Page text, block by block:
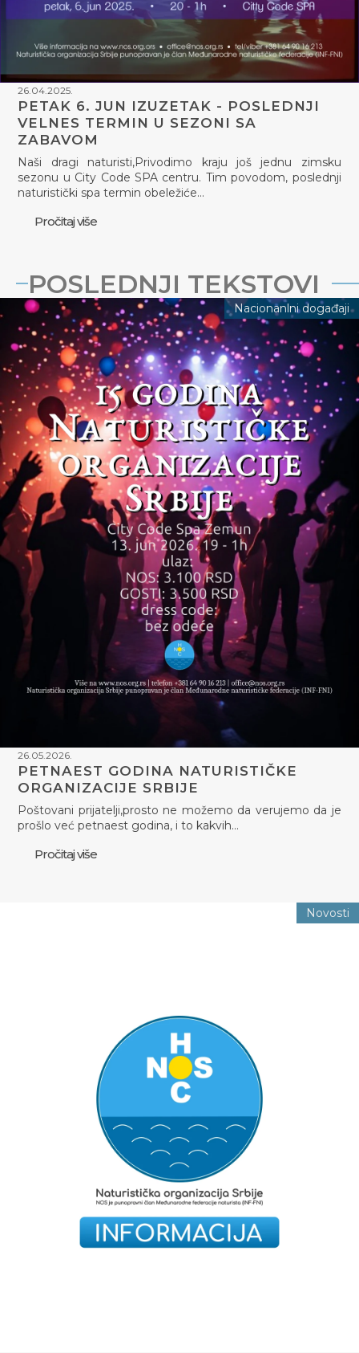
26.04.2025.
PETAK 6. JUN IZUZETAK - POSLEDNJI
VELNES TERMIN U SEZONI SA
ZABAVOM
Naši dragi naturisti,Privodimo kraju još jednu zimsku
sezonu u City Code SPA centru. Tim povodom, poslednji
naturistički spa termin obeležiće…
Pročitaj više
POSLEDNJI TEKSTOVI
Nacionanlni događaji
26.05.2026.
PETNAEST GODINA NATURISTIČKE
ORGANIZACIJE SRBIJE
Poštovani prijatelji,prosto ne možemo da verujemo da je
prošlo već petnaest godina, i to kakvih…
Pročitaj više
Novosti